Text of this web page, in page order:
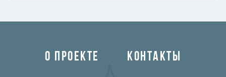
О ПРОЕКТЕ КОНТАКТЫ